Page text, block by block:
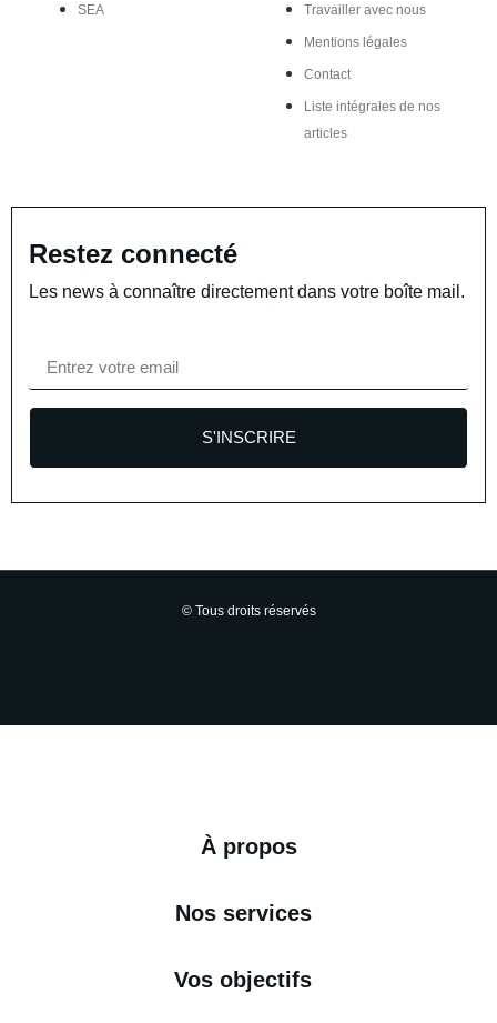
SEA Travailler avec nous
Mentions légales
Contact
Liste intégrales de nos
articles
Restez connecté
Les news à connaître directement dans votre boîte mail.
S'INSCRIRE
© Tous droits réservés
À propos
Nos services
Vos objectifs